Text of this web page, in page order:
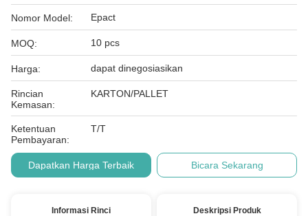
Nomor Model: Epact
MOQ: 10 pcs
Harga: dapat dinegosiasikan
Rincian
Kemasan:
KARTON/PALLET
Ketentuan
Pembayaran:
T/T
Dapatkan Harga Terbaik Bicara Sekarang
Informasi Rinci Deskripsi Produk